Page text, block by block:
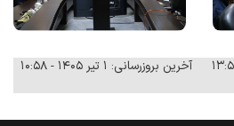
آخرین بروزرسانی: ۱ تیر ۱۴۰۵ - ۱۰:۵۸